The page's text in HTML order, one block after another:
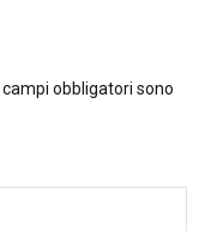
I campi obbligatori sono